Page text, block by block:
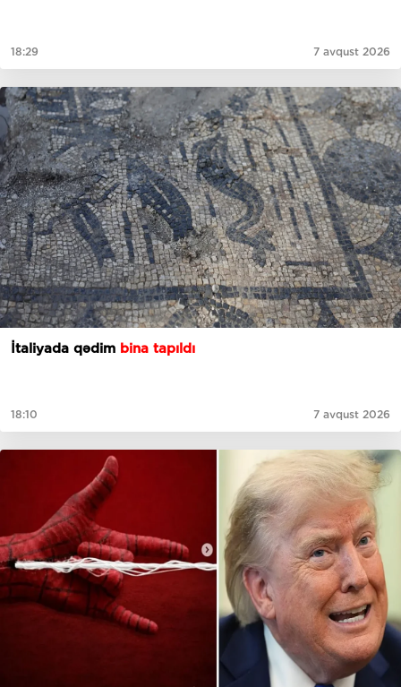
18:29 7 avqust 2026
İtaliyada qədim bina tapıldı
18:10 7 avqust 2026